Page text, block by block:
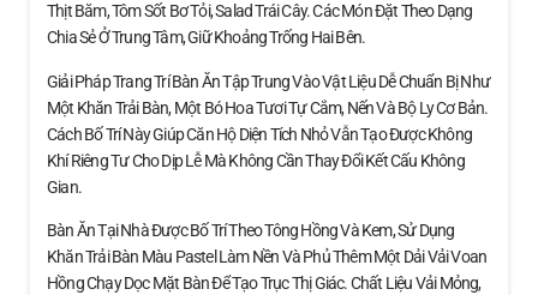
Thịt Băm, Tôm Sốt Bơ Tỏi, Salad Trái Cây. Các Món Đặt Theo Dạng
Chia Sẻ Ở Trung Tâm, Giữ Khoảng Trống Hai Bên.
Giải Pháp Trang Trí Bàn Ăn Tập Trung Vào Vật Liệu Dễ Chuẩn Bị Như
Một Khăn Trải Bàn, Một Bó Hoa Tươi Tự Cắm, Nến Và Bộ Ly Cơ Bản.
Cách Bố Trí Này Giúp Căn Hộ Diện Tích Nhỏ Vẫn Tạo Được Không
Khí Riêng Tư Cho Dịp Lễ Mà Không Cần Thay Đổi Kết Cấu Không
Gian.
Bàn Ăn Tại Nhà Được Bố Trí Theo Tông Hồng Và Kem, Sử Dụng
Khăn Trải Bàn Màu Pastel Làm Nền Và Phủ Thêm Một Dải Vải Voan
Hồng Chạy Dọc Mặt Bàn Để Tạo Trục Thị Giác. Chất Liệu Vải Mỏng,